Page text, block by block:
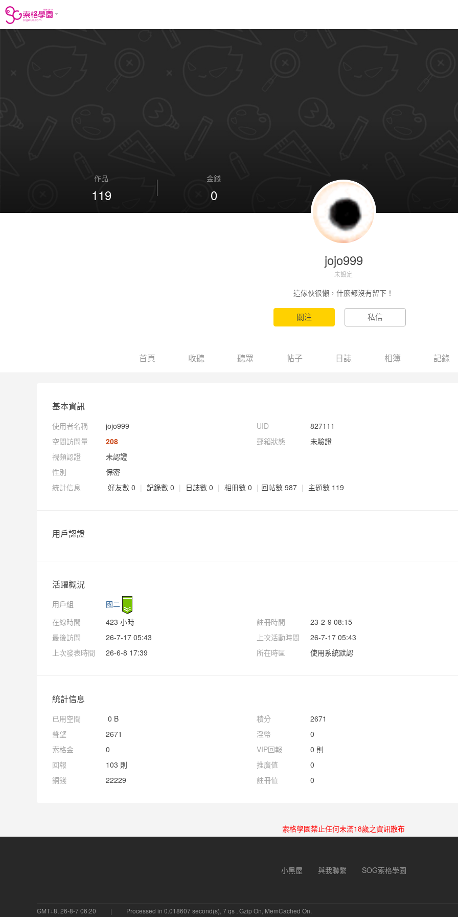
作品
119
金錢
0
jojo999
未設定
這傢伙很懶，什麼都沒有留下！
首頁 收聽 聽眾 帖子 日誌 相簿 記錄
基本資訊
使用者名稱 jojo999 UID
827111
空間訪問量
208 郵箱狀態
未驗證
視頻認證
未認證
性別
保密
統計信息
好友數 0 | 記錄數 0 | 日誌數 0 | 相冊數 0 | 回帖數 987 | 主題數 119
用戶認證
活躍概況
用戶組
國二
在線時間
423 小時 註冊時間
23-2-9 08:15
最後訪問
26-7-17 05:43 上次活動時間
26-7-17 05:43
上次發表時間
26-6-8 17:39 所在時區 使用系統默認
統計信息
已用空間 0 B 積分
2671
聲望
2671 淫幣
0
索格金
0 VIP回報
0 則
回報
103 則 推廣值
0
銅錢
22229 註冊值 0
索格學園禁止任何未滿18歲之資訊散布
小黑屋 與我聯繫 SOG索格學園
GMT+8, 26-8-7 06:20 Processed in 0.018607 second(s), 7 qs , Gzip On, MemCached On.